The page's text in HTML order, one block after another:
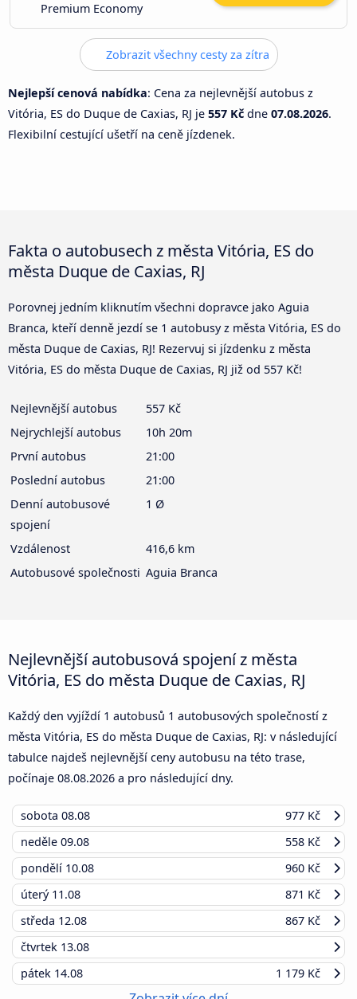
Premium Economy
Zobrazit všechny cesty za zítra
Nejlepší cenová nabídka: Cena za nejlevnější autobus z
Vitória, ES do Duque de Caxias, RJ je 557 Kč dne 07.08.2026.
Flexibilní cestující ušetří na ceně jízdenek.
Fakta o autobusech z města Vitória, ES do
města Duque de Caxias, RJ
Porovnej jedním kliknutím všechni dopravce jako Aguia
Branca, kteří denně jezdí se 1 autobusy z města Vitória, ES do
města Duque de Caxias, RJ! Rezervuj si jízdenku z města
Vitória, ES do města Duque de Caxias, RJ již od 557 Kč!
Nejlevnější autobus
557 Kč
Nejrychlejší autobus
10h 20m
První autobus
21:00
Poslední autobus
21:00
Denní autobusové
spojení
1 Ø
Vzdálenost
416,6 km
Autobusové společnosti Aguia Branca
Nejlevnější autobusová spojení z města
Vitória, ES do města Duque de Caxias, RJ
Každý den vyjíždí 1 autobusů 1 autobusových společností z
města Vitória, ES do města Duque de Caxias, RJ: v následující
tabulce najdeš nejlevnější ceny autobusu na této trase,
počínaje 08.08.2026 a pro následující dny.
sobota 08.08
977 Kč
neděle 09.08
558 Kč
pondělí 10.08
960 Kč
úterý 11.08
871 Kč
středa 12.08
867 Kč
čtvrtek 13.08
pátek 14.08 1 179 Kč